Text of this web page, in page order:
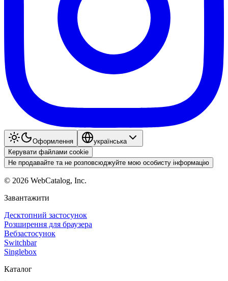
Оформлення
українська
Керувати файлами cookie
Не продавайте та не розповсюджуйте мою особисту інформацію
© 2026 WebCatalog, Inc.
Завантажити
Десктопний застосунок
Розширення для браузера
Вебзастосунок
Switchbar
Singlebox
Каталог